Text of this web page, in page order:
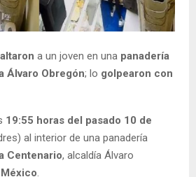
a un joven en una panadería
Álvaro Obregón; lo golpearon con
19:55 horas del pasado 10 de
al interior de una panadería
Centenario, alcaldía Álvaro
.